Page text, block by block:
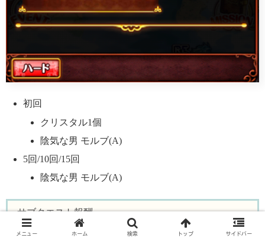
初回
クリスタル1個
陰気な男 モルブ(A)
5回/10回/15回
陰気な男 モルブ(A)
サブクエスト報酬
メニュー ホーム 検索 トップ サイドバー